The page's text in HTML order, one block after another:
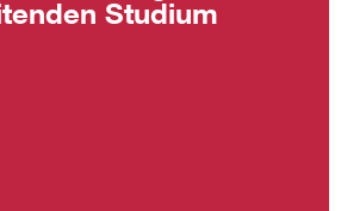
Studium